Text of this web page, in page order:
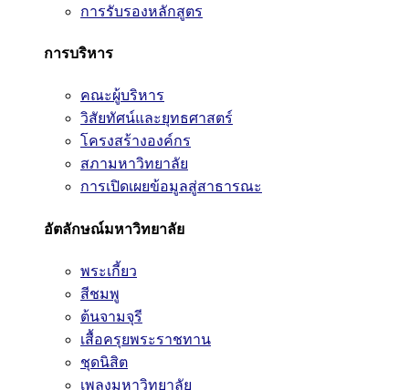
การรับรองหลักสูตร
การบริหาร
คณะผู้บริหาร
วิสัยทัศน์และยุทธศาสตร์
โครงสร้างองค์กร
สภามหาวิทยาลัย
การเปิดเผยข้อมูลสู่สาธารณะ
อัตลักษณ์มหาวิทยาลัย
พระเกี้ยว
สีชมพู
ต้นจามจุรี
เสื้อครุยพระราชทาน
ชุดนิสิต
เพลงมหาวิทยาลัย